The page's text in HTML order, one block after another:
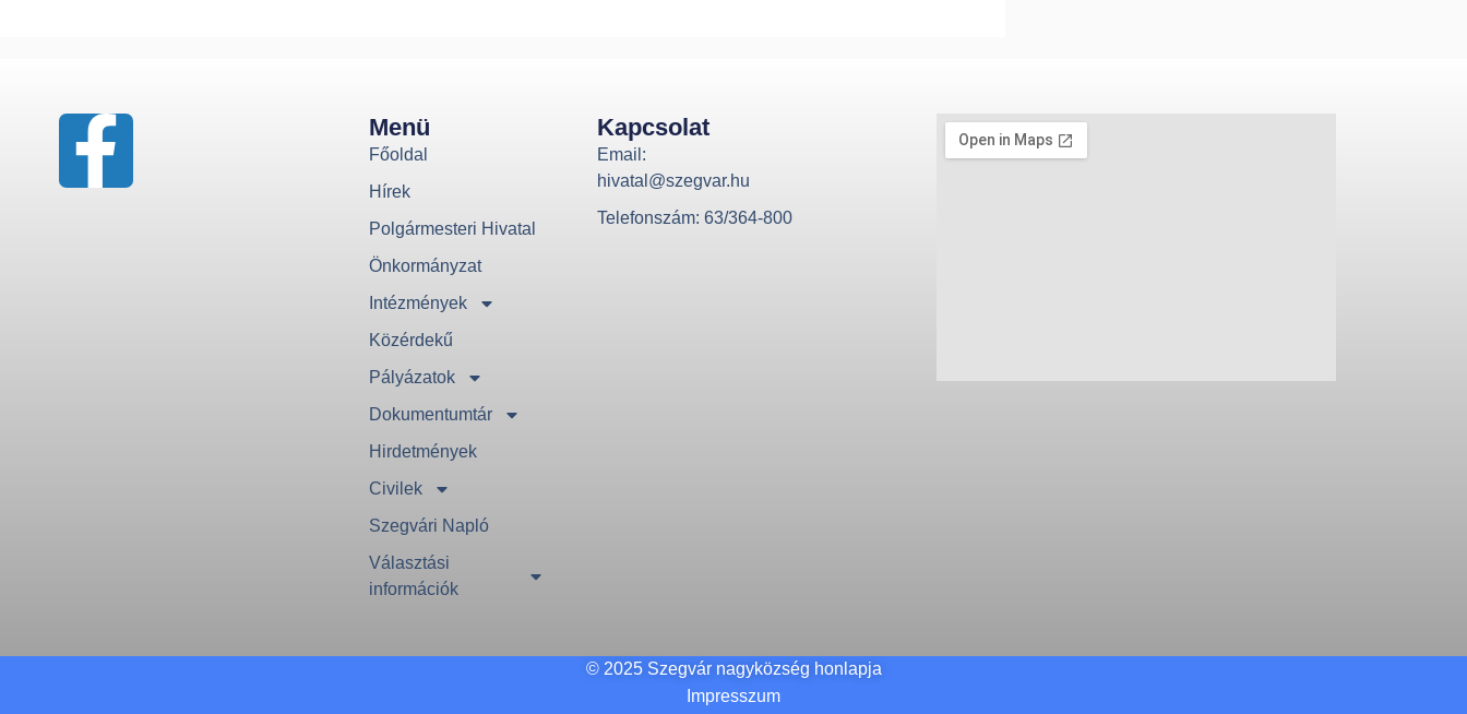
Menü
Főoldal
Hírek
Polgármesteri Hivatal
Önkormányzat
Intézmények
Közérdekű
Pályázatok
Dokumentumtár
Hirdetmények
Civilek
Szegvári Napló
Választási
információk
Kapcsolat
Email:
hivatal@szegvar.hu
Telefonszám: 63/364-800
© 2025 Szegvár nagyközség honlapja
Impresszum